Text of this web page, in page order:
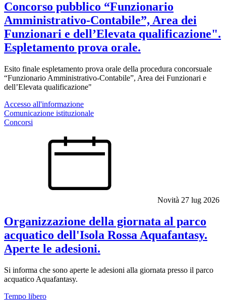
Concorso pubblico “Funzionario
Amministrativo-Contabile”, Area dei
Funzionari e dell’Elevata qualificazione".
Espletamento prova orale.
Esito finale espletamento prova orale della procedura concorsuale
“Funzionario Amministrativo-Contabile”, Area dei Funzionari e
dell’Elevata qualificazione"
Accesso all'informazione
Comunicazione istituzionale
Concorsi
Novità 27 lug 2026
Organizzazione della giornata al parco
acquatico dell'Isola Rossa Aquafantasy.
Aperte le adesioni.
Si informa che sono aperte le adesioni alla giornata presso il parco
acquatico Aquafantasy.
Tempo libero